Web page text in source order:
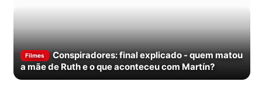
Filmes
Conspiradores: final explicado - quem matou
a mãe de Ruth e o que aconteceu com Martín?